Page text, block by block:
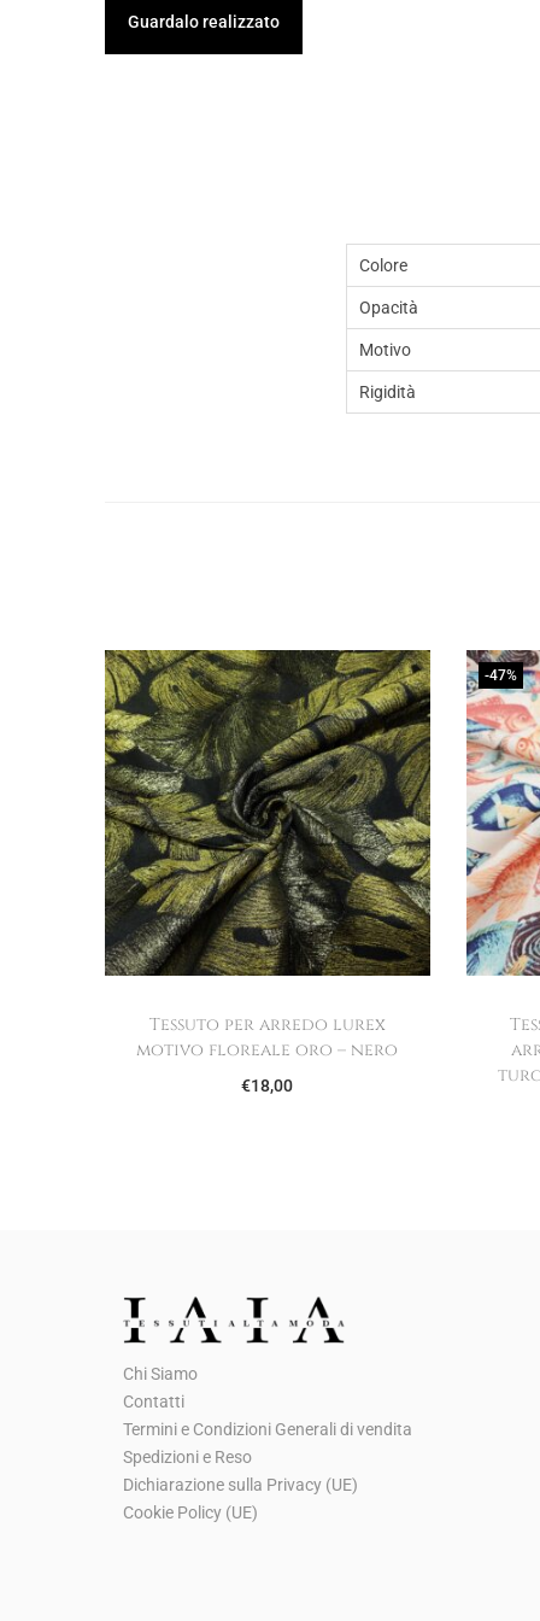
Guardalo realizzato
Colore
Opacità
Motivo
Rigidità
Tessuto per arredo lurex
motivo floreale oro – nero
€18,00
-47%
Chi Siamo
Contatti
Termini e Condizioni Generali di vendita
Spedizioni e Reso
Dichiarazione sulla Privacy (UE)
Cookie Policy (UE)